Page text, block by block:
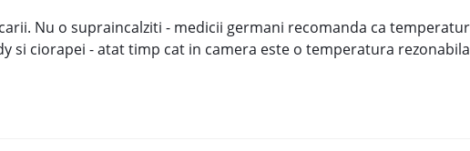
Nu o supraincalziti - medicii germani recomanda ca
si ciorapei - atat timp cat in camera este o temperatura